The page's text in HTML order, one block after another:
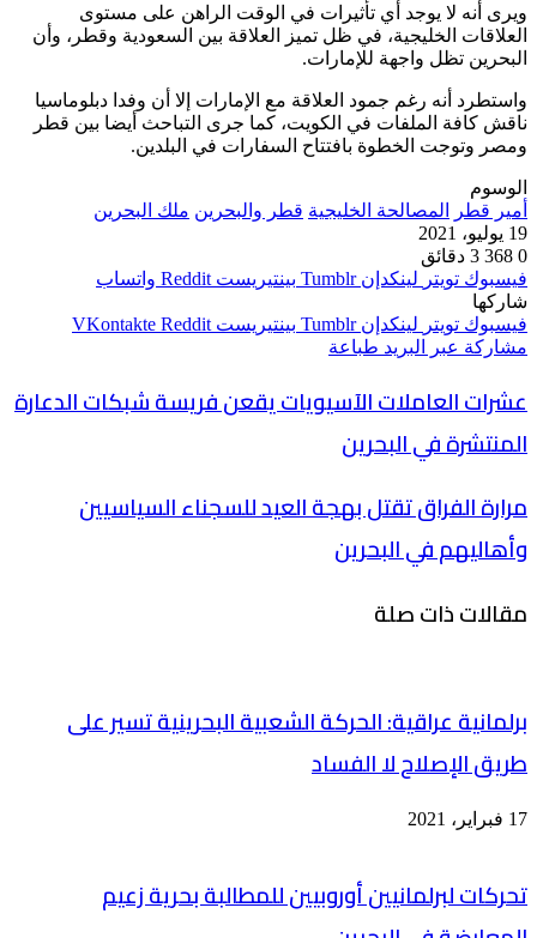
ويرى أنه لا يوجد أي تأثيرات في الوقت الراهن على مستوى
العلاقات الخليجية، في ظل تميز العلاقة بين السعودية وقطر، وأن
البحرين تظل واجهة للإمارات.
واستطرد أنه رغم جمود العلاقة مع الإمارات إلا أن وفدا دبلوماسيا
ناقش كافة الملفات في الكويت، كما جرى التباحث أيضا بين قطر
ومصر وتوجت الخطوة بافتتاح السفارات في البلدين.
الوسوم
أمير قطر
المصالحة الخليجية قطر والبحرين ملك البحرين
19 يوليو، 2021
0
3 دقائق
فيسبوك تويتر لينكدإن بينتيريست
واتساب
شاركها
فيسبوك تويتر لينكدإن بينتيريست
مشاركة عبر البريد طباعة
عشرات العاملات الآسيويات يقعن فريسة شبكات الدعارة
المنتشرة في البحرين
مرارة الفراق تقتل بهجة العيد للسجناء السياسيين
وأهاليهم في البحرين
مقالات ذات صلة
برلمانية عراقية: الحركة الشعبية البحرينية تسير على
طريق الإصلاح لا الفساد
17 فبراير، 2021
تحركات لبرلمانيين أوروبيين للمطالبة بحرية زعيم